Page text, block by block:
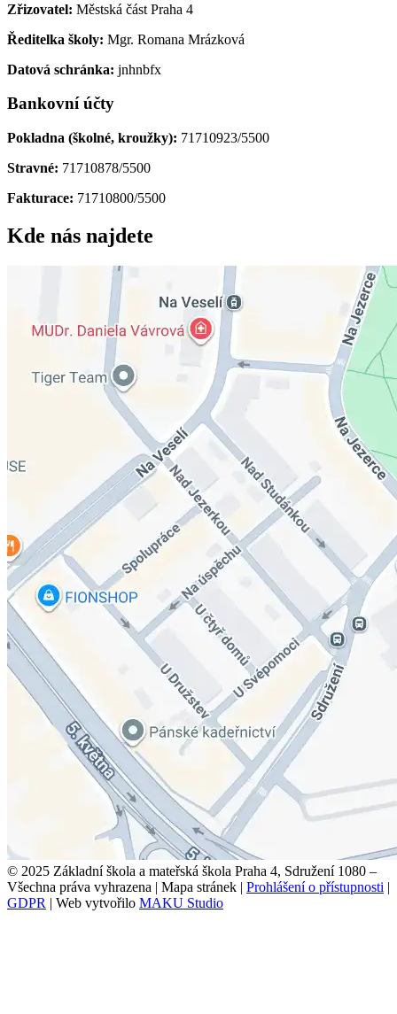
Zřizovatel: Městská část Praha 4
Ředitelka školy: Mgr. Romana Mrázková
Datová schránka: jnhnbfx
Bankovní účty
Pokladna (školné, kroužky): 71710923/5500
Stravné: 71710878/5500
Fakturace: 71710800/5500
Kde nás najdete
© 2025 Základní škola a mateřská škola Praha 4, Sdružení 1080 –
Všechna práva vyhrazena | Mapa stránek | Prohlášení o přístupnosti |
GDPR | Web vytvořilo MAKU Studio